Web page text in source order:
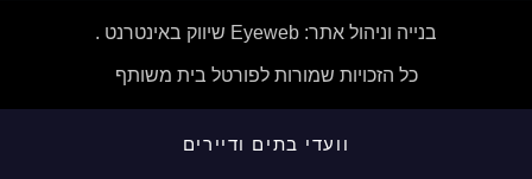
בנייה וניהול אתר: Eyeweb שיווק באינטרנט .
כל הזכויות שמורות לפורטל בית משותף
וועדי בתים ודיירים